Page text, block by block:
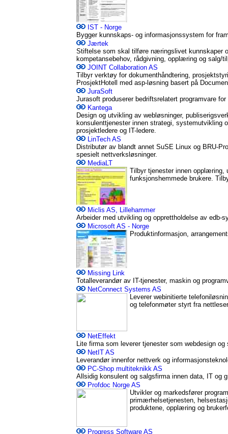
IST - Norge
Bygger kunnskaps- og informasjonssystem for
Jærtek
Stiftelse som skal tilføre næringslivet kunnskaper
kompetansebehov, rådgivning, opplæring og salg/
JOINT Collaboration AS
Tilbyr verktøy for dokumenthåndtering,
ProsjektHotell med asp-løsning basert på
JuraSoft
Jurasoft produserer bedriftsrelatert programvare for
Kantega
Design og utvikling av webløsninger,
konsulenttjenester innen strategi, systemutvikling
prosjektledere og IT-ledere.
LinTech AS
Distributør av blandt annet SuSE Linux og BRU-
spesielt nettverksløsninger.
MediaLT
Tilbyr tjenester innen opplæring,
funksjonshemmede brukere.
Miclis AS, Lillehammer
Arbeider med utvikling og opprettholdelse av edb-
Microsoft AS - Norge
Produktinformasjon,
Missing Link
Totalleverandør av IT-tjenester, maskin og
NetConnect Systems AS
Leverer webinitierte
og telefonmøter styrt fra
NetEffekt
Lite firma som leverer tjenester som webdesign
NetIT AS
Leverandør innenfor nettverk og
PC-Shop multiteknikk AS
Allsidig konsulent og salgsfirma innen data, IT og
Profdoc Norge AS
Utvikler og markedsfører
primærhelsetjenesten,
produktene, opplæring og
Progress Software AS